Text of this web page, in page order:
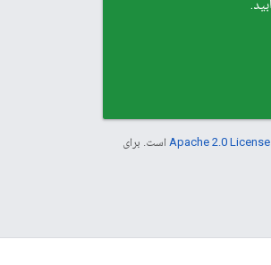
Apache 2.0 License است. برای